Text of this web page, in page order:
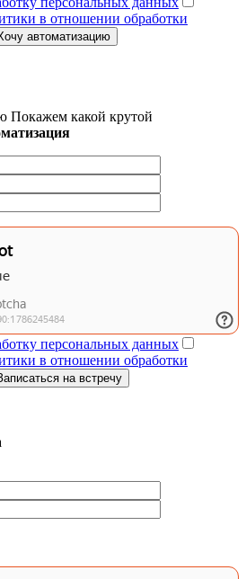
в отношении обработки
автоматизацию
Покажем какой крутой
персональных данных
в отношении обработки
на встречу